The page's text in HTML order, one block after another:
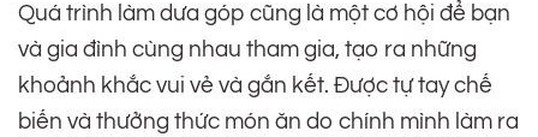
Quá trình làm dưa góp cũng là một cơ hội để bạn
và gia đình cùng nhau tham gia, tạo ra những
khoảnh khắc vui vẻ và gắn kết. Được tự tay chế
biến và thưởng thức món ăn do chính mình làm ra